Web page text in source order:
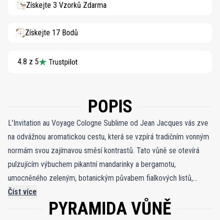
Získejte 3 Vzorků Zdarma
Získejte 17 Bodů
4.8 z 5
POPIS
L'Invitation au Voyage Cologne Sublime od Jean Jacques vás zve
na odvážnou aromatickou cestu, která se vzpírá tradičním vonným
normám svou zajímavou směsí kontrastů. Tato vůně se otevírá
pulzujícím výbuchem pikantní mandarinky a bergamotu,
umocněného zeleným, botanickým půvabem fialkových listů,
zatímco náznak kardamomu okoření svěžest a vytváří podmanivý
první dojem. Jak se vůně rozvíjí, přechází do teplejších, bohatších
Číst více
PYRAMIDA VŮNĚ